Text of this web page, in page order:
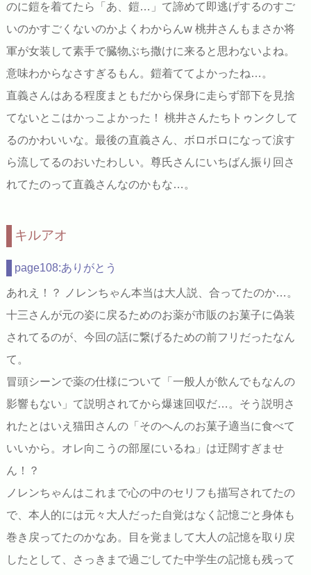
のに鎧を着てたら「あ、鎧…」て諦めて即逃げするのすご
いのかすごくないのかよくわからんw 桃井さんもまさか将
軍が女装して素手で臓物ぶち撒けに来ると思わないよね。
意味わからなさすぎるもん。鎧着ててよかったね…。
直義さんはある程度まともだから保身に走らず部下を見捨
てないとこはかっこよかった！ 桃井さんたちトゥンクして
るのかわいいな。最後の直義さん、ボロボロになって涙す
ら流してるのおいたわしい。尊氏さんにいちばん振り回さ
れてたのって直義さんなのかもな…。
キルアオ
page108:ありがとう
あれえ！？ ノレンちゃん本当は大人説、合ってたのか…。
十三さんが元の姿に戻るためのお薬が市販のお菓子に偽装
されてるのが、今回の話に繋げるための前フリだったなん
て。
冒頭シーンで薬の仕様について「一般人が飲んでもなんの
影響もない」て説明されてから爆速回収だ…。そう説明さ
れたとはいえ猫田さんの「そのへんのお菓子適当に食べて
いいから。オレ向こうの部屋にいるね」は迂闊すぎませ
ん！？
ノレンちゃんはこれまで心の中のセリフも描写されてたの
で、本人的には元々大人だった自覚はなく記憶ごと身体も
巻き戻ってたのかなあ。目を覚まして大人の記憶を取り戻
したとして、さっきまで過ごしてた中学生の記憶も残って